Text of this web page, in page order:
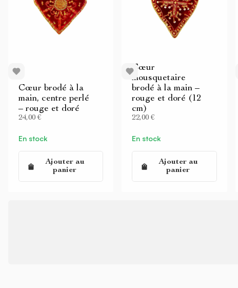
Cœur brodé à la
main, centre perlé
– rouge et doré
24,00 €
En stock
Ajouter au
panier
Cœur
mousquetaire
brodé à la main –
rouge et doré (12
cm)
22,00 €
En stock
Ajouter au
panier